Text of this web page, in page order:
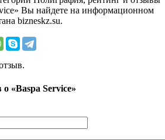
Вы найдете на информационном
bizneskz.su.
«Baspa Service»